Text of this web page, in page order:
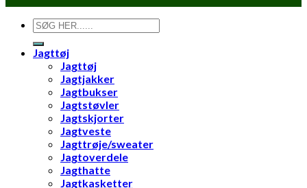
Søg
efter:
Jagttøj
Jagttøj
Jagtjakker
Jagtbukser
Jagtstøvler
Jagtskjorter
Jagtveste
Jagttrøje/sweater
Jagtoverdele
Jagthatte
Jagtkasketter